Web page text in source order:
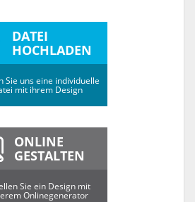
DATEI
HOCHLADEN
Sie uns eine individuelle
mit ihrem Design
ONLINE
GESTALTEN
Sie ein Design mit
Onlinegenerator